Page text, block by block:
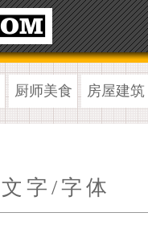
厨师美食 房屋建筑
字/字体